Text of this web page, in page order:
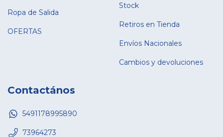
Ropa de Salida
OFERTAS
Stock
Retiros en Tienda
Envíos Nacionales
Cambios y devoluciones
Contactános
5491178995890
73964273